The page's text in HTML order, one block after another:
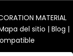
MATERIAL
del sitio | Blog |